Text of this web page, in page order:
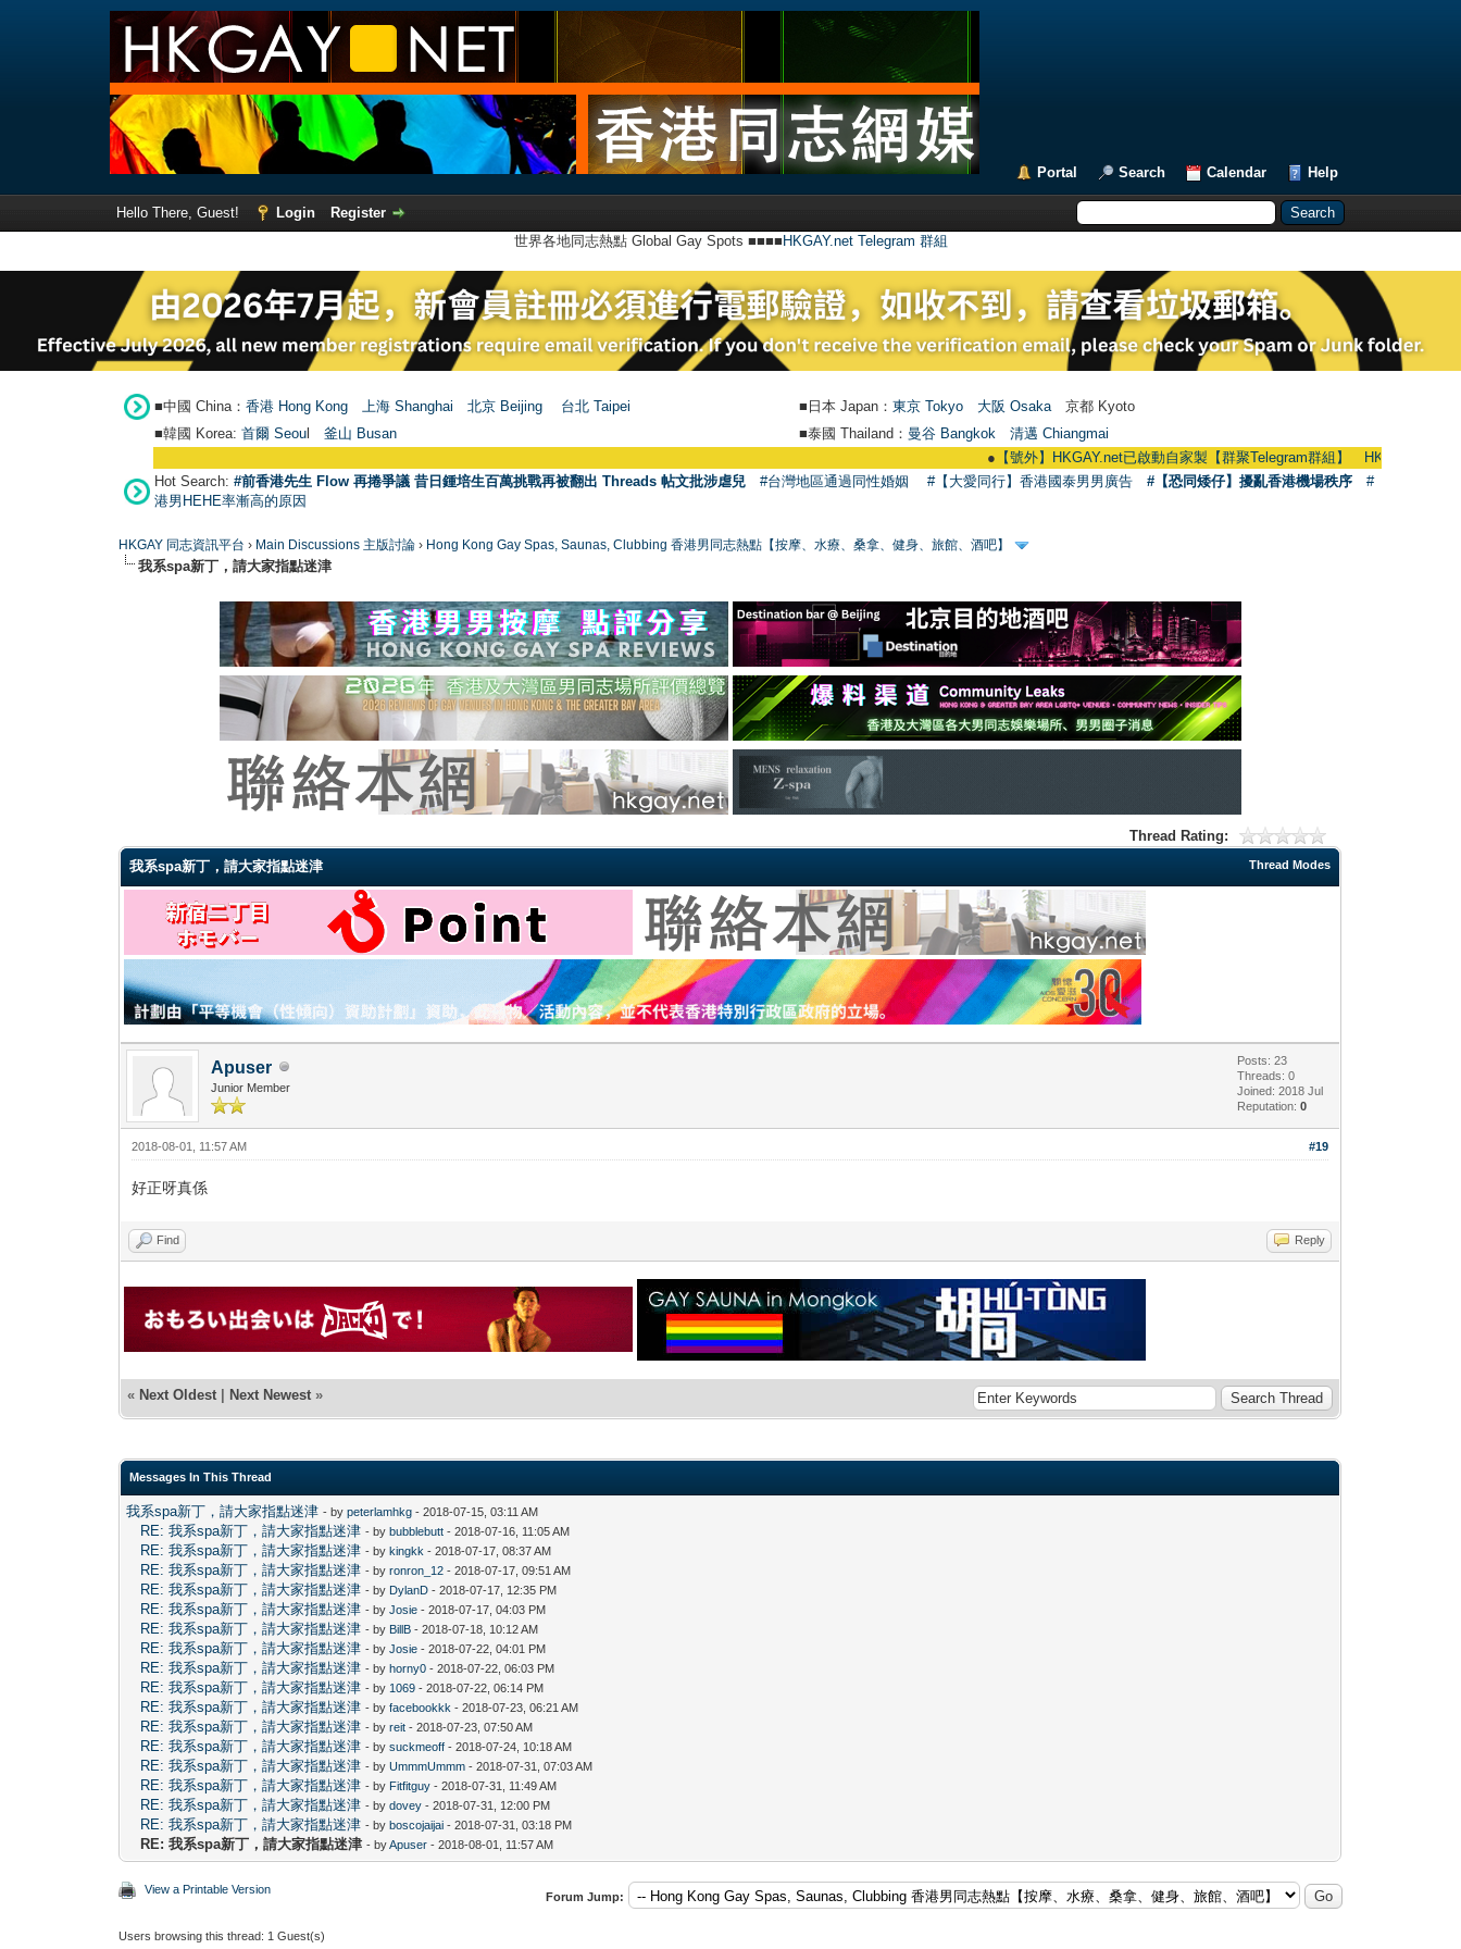
Portal Search Calendar Help
Hello There, Guest! Login
Register
世界各地同志熱點 Global Gay Spots ■■■■ HKGAY.net Telegram 群組
■中國 China： 香港 Hong Kong 上海 Shanghai 北京 Beijing 台北 Taipei ■日本 Japan： 東京 Tokyo 大阪 Osaka 京都 Kyoto
■韓國 Korea: 首爾 Seou 釜山 Busan ■泰國 Thailand： 曼谷 Bangkok
清邁 Chiangmai
【號外】HKGAY.net已啟動自家製【群聚Telegram群組】 HKGAY.net has
Hot Search: #前香港先生 Flow 再捲爭議 昔日鍾培生百萬挑戰再被翻出 Threads 帖文批涉虐兒 #台灣地區通過同性婚姻 #【大愛同行】香港國泰男男廣告 #【恐同矮仔】擾亂香港機場秩序
#
港男HEHE率漸高的原因
HKGAY 同志資訊平台 › Main Discussions 主版討論 › Hong Kong Gay Spas, Saunas, Clubbing 香港男同志熱點【按摩、水療、桑拿、健身、旅館、酒吧】
我系spa新丁，請大家指點迷津
Thread Rating:
Thread Modes
我系spa新丁，請大家指點迷津
Apuser
Junior Member
Posts: 23
Threads: 0
Joined: 2018 Jul
Reputation:0
#19
2018-08-01, 11:57 AM
好正呀真係
Find Reply
« Next Oldest | Next Newest »
Messages In This Thread
我系spa新丁，請大家指點迷津 - bypeterlamhkg - 2018-07-15, 03:11 AM
RE: 我系spa新丁，請大家指點迷津 - bybubblebutt - 2018-07-16, 11:05 AM
RE: 我系spa新丁，請大家指點迷津 - bykingkk - 2018-07-17, 08:37 AM
RE: 我系spa新丁，請大家指點迷津 - byronron_12 - 2018-07-17, 09:51 AM
RE: 我系spa新丁，請大家指點迷津 - by DylanD - 2018-07-17, 12:35 PM
RE: 我系spa新丁，請大家指點迷津 - byJosie - 2018-07-17, 04:03 PM
RE: 我系spa新丁，請大家指點迷津 - by BillB - 2018-07-18, 10:12 AM
RE: 我系spa新丁，請大家指點迷津 - byJosie - 2018-07-22, 04:01 PM
RE: 我系spa新丁，請大家指點迷津 - byhorny0 - 2018-07-22, 06:03 PM
RE: 我系spa新丁，請大家指點迷津 - by 1069 - 2018-07-22, 06:14 PM
RE: 我系spa新丁，請大家指點迷津 - byfacebookkk - 2018-07-23, 06:21 AM
RE: 我系spa新丁，請大家指點迷津 - byreit - 2018-07-23, 07:50 AM
RE: 我系spa新丁，請大家指點迷津 - bysuckmeoff - 2018-07-24, 10:18 AM
RE: 我系spa新丁，請大家指點迷津 - byUmmmUmmm - 2018-07-31, 07:03 AM
RE: 我系spa新丁，請大家指點迷津 - by Fitfitguy - 2018-07-31, 11:49 AM
RE: 我系spa新丁，請大家指點迷津 - bydovey - 2018-07-31, 12:00 PM
RE: 我系spa新丁，請大家指點迷津 - byboscojaijai - 2018-07-31, 03:18 PM
RE: 我系spa新丁，請大家指點迷津 - byApuser - 2018-08-01, 11:57 AM
View a Printable Version
Forum Jump:
Users browsing this thread: 1 Guest(s)